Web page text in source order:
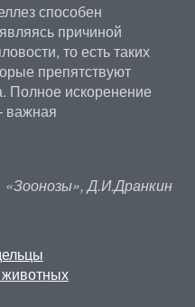
способен
причиной
то есть таких
препятствуют
Полное искоренение
важная
«Зоонозы», Д.И.Дранкин
животных